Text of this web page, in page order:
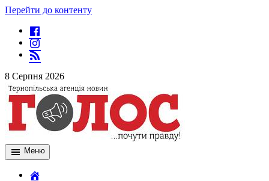
Перейти до контенту
8 Серпня 2026
Меню